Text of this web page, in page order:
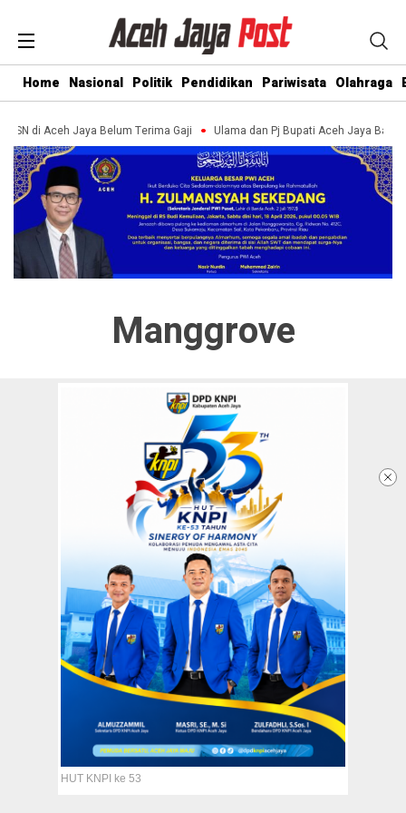
HUT KNPI ke 53
Home Nasional Politik Pendidikan Pariwisata Olahraga
ASN di Aceh Jaya Belum Terima Gaji Ulama dan Pj Bupati Aceh Jaya
Manggrove
Pemkab Aceh Jaya bersama
PLN Tanam 20 Ribu Pohon
Mangrove untuk Lestarikan
22 April 2025 - 13:19 WIB
Redaksi Tentang Kami
Copyright @2026 Aceh Jaya Post
All Rights Reserved